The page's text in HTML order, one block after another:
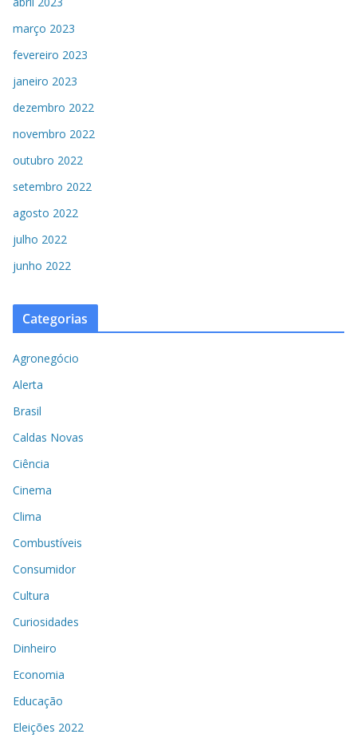
março 2023
fevereiro 2023
janeiro 2023
dezembro 2022
novembro 2022
outubro 2022
setembro 2022
agosto 2022
julho 2022
junho 2022
Categorias
Agronegócio
Alerta
Brasil
Caldas Novas
Ciência
Cinema
Clima
Combustíveis
Consumidor
Cultura
Curiosidades
Dinheiro
Economia
Educação
Eleições 2022